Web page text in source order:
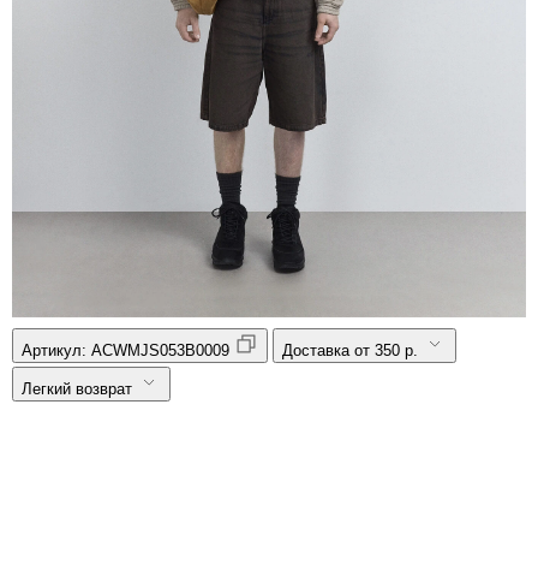
Артикул: ACWMJS053B0009 Доставка от 350 р.
Легкий возврат